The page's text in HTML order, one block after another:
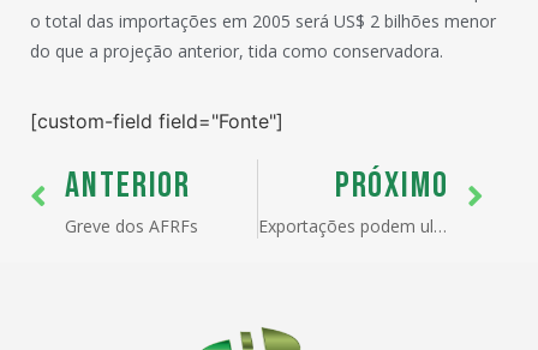
o total das importações em 2005 será US$ 2 bilhões menor
do que a projeção anterior, tida como conservadora.
[custom-field field="Fonte"]
ANTERIOR
Greve dos AFRFs
PRÓXIMO
Exportações podem ultrapassar US$ 115 bilhões neste ano